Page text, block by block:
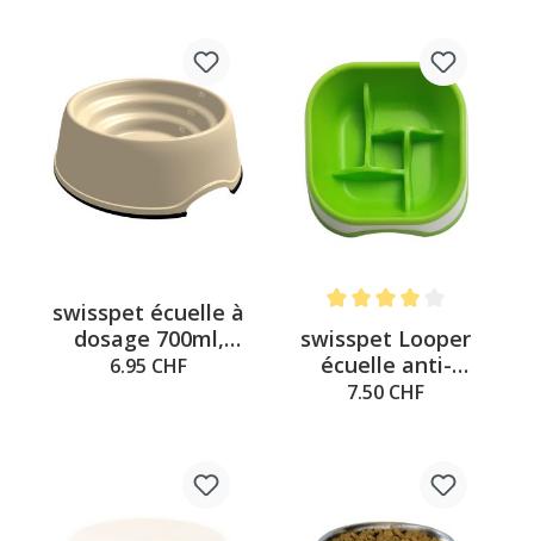
swisspet écuelle à
dosage 700ml,
beige
6.95 CHF
swisspet Looper
écuelle anti-
gloutonnerie,
7.50 CHF